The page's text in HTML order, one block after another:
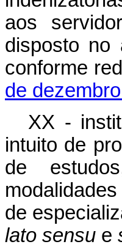
aos
disposto no
conforme
de
XX -
intuito de
de
de
lato sensu e